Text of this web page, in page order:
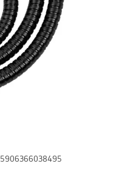
5906366038495